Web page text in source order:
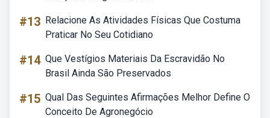
#13 Relacione As Atividades Físicas Que Costuma
Praticar No Seu Cotidiano
#14 Que Vestígios Materiais Da Escravidão No
Brasil Ainda São Preservados
#15 Qual Das Seguintes Afirmações Melhor Define O
Conceito De Agronegócio